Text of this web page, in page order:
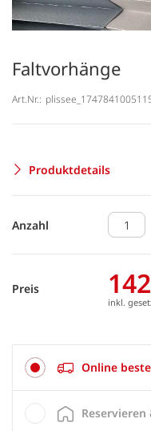
Faltvorhänge
Art.Nr.:
Produktdetails
Anzahl
Preis
inkl.
Online
Reservieren